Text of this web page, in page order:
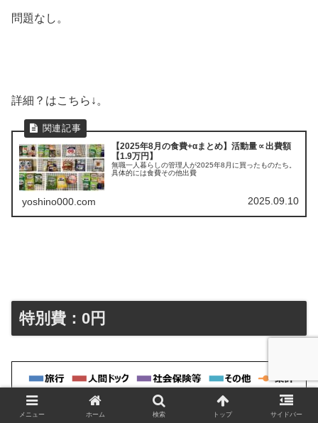
問題なし。
詳細？はこちら↓。
【2025年8月の食費+αまとめ】活動量∝出費額
【1.9万円】
無職一人暮らしの管理人が2025年8月に買ったものたち。
具体的には食費その他出費
yoshino000.com 2025.09.10
特別費：0円
メニュー ホーム 検索 トップ サイドバー